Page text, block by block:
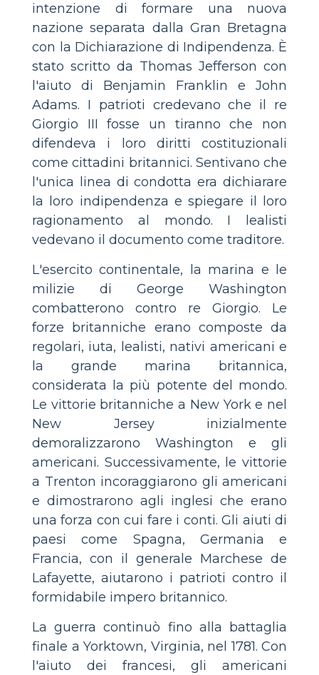
intenzione di formare una nuova
nazione separata dalla Gran Bretagna
con la Dichiarazione di Indipendenza. È
stato scritto da Thomas Jefferson con
l'aiuto di Benjamin Franklin e John
Adams. I patrioti credevano che il re
Giorgio III fosse un tiranno che non
difendeva i loro diritti costituzionali
come cittadini britannici. Sentivano che
l'unica linea di condotta era dichiarare
la loro indipendenza e spiegare il loro
ragionamento al mondo. I lealisti
vedevano il documento come traditore.
L'esercito continentale, la marina e le
milizie di George Washington
combatterono contro re Giorgio. Le
forze britanniche erano composte da
regolari, iuta, lealisti, nativi americani e
la grande marina britannica,
considerata la più potente del mondo.
Le vittorie britanniche a New York e nel
New Jersey inizialmente
demoralizzarono Washington e gli
americani. Successivamente, le vittorie
a Trenton incoraggiarono gli americani
e dimostrarono agli inglesi che erano
una forza con cui fare i conti. Gli aiuti di
paesi come Spagna, Germania e
Francia, con il generale Marchese de
Lafayette, aiutarono i patrioti contro il
formidabile impero britannico.
La guerra continuò fino alla battaglia
finale a Yorktown, Virginia, nel 1781. Con
l'aiuto dei francesi, gli americani